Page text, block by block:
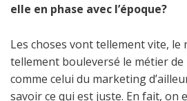
elle en phase avec l’époque?
Les choses vont tellement vite, le
tellement bouleversé le métier de
comme celui du marketing
savoir ce qui est juste. En fait, on